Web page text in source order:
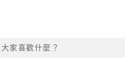
家喜歡什麼？